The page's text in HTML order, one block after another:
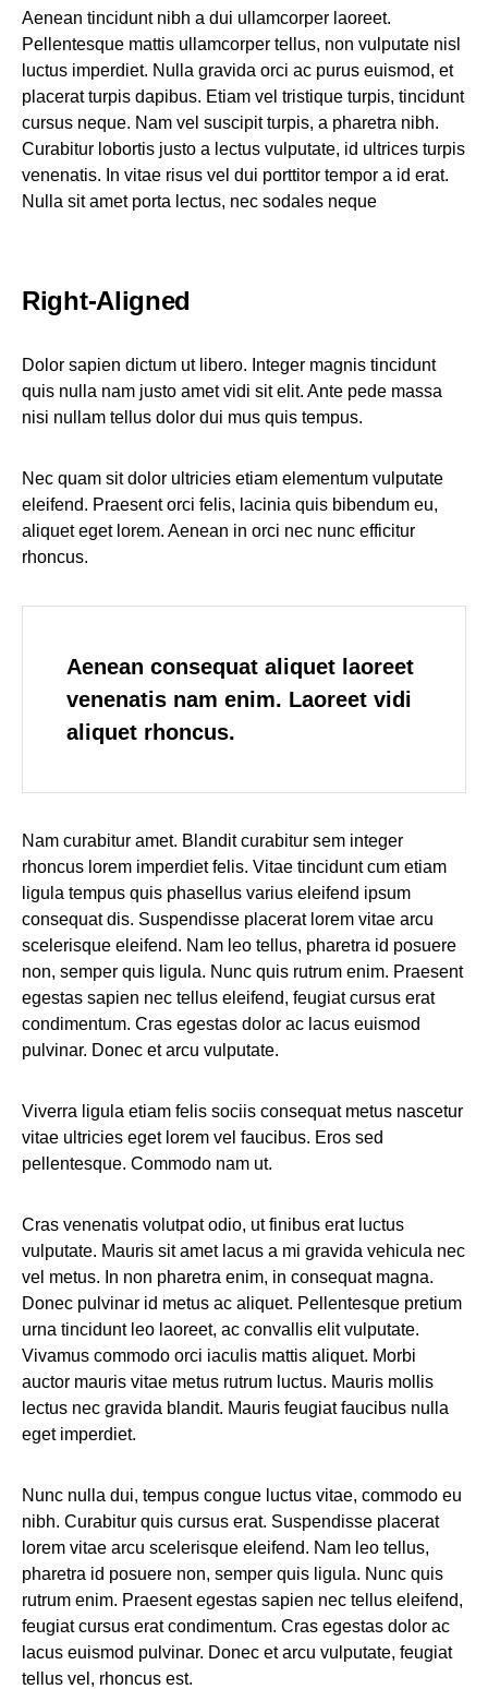
Aenean tincidunt nibh a dui ullamcorper laoreet.
Pellentesque mattis ullamcorper tellus, non vulputate nisl
luctus imperdiet. Nulla gravida orci ac purus euismod, et
placerat turpis dapibus. Etiam vel tristique turpis, tincidunt
cursus neque. Nam vel suscipit turpis, a pharetra nibh.
Curabitur lobortis justo a lectus vulputate, id ultrices turpis
venenatis. In vitae risus vel dui porttitor tempor a id erat.
Nulla sit amet porta lectus, nec sodales neque
Right-Aligned
Dolor sapien dictum ut libero. Integer magnis tincidunt
quis nulla nam justo amet vidi sit elit. Ante pede massa
nisi nullam tellus dolor dui mus quis tempus.
Nec quam sit dolor ultricies etiam elementum vulputate
eleifend. Praesent orci felis, lacinia quis bibendum eu,
aliquet eget lorem. Aenean in orci nec nunc efficitur
rhoncus.
Aenean consequat aliquet laoreet
venenatis nam enim. Laoreet vidi
aliquet rhoncus.
Nam curabitur amet. Blandit curabitur sem integer
rhoncus lorem imperdiet felis. Vitae tincidunt cum etiam
ligula tempus quis phasellus varius eleifend ipsum
consequat dis. Suspendisse placerat lorem vitae arcu
scelerisque eleifend. Nam leo tellus, pharetra id posuere
non, semper quis ligula. Nunc quis rutrum enim. Praesent
egestas sapien nec tellus eleifend, feugiat cursus erat
condimentum. Cras egestas dolor ac lacus euismod
pulvinar. Donec et arcu vulputate.
Viverra ligula etiam felis sociis consequat metus nascetur
vitae ultricies eget lorem vel faucibus. Eros sed
pellentesque. Commodo nam ut.
Cras venenatis volutpat odio, ut finibus erat luctus
vulputate. Mauris sit amet lacus a mi gravida vehicula nec
vel metus. In non pharetra enim, in consequat magna.
Donec pulvinar id metus ac aliquet. Pellentesque pretium
urna tincidunt leo laoreet, ac convallis elit vulputate.
Vivamus commodo orci iaculis mattis aliquet. Morbi
auctor mauris vitae metus rutrum luctus. Mauris mollis
lectus nec gravida blandit. Mauris feugiat faucibus nulla
eget imperdiet.
Nunc nulla dui, tempus congue luctus vitae, commodo eu
nibh. Curabitur quis cursus erat. Suspendisse placerat
lorem vitae arcu scelerisque eleifend. Nam leo tellus,
pharetra id posuere non, semper quis ligula. Nunc quis
rutrum enim. Praesent egestas sapien nec tellus eleifend,
feugiat cursus erat condimentum. Cras egestas dolor ac
lacus euismod pulvinar. Donec et arcu vulputate, feugiat
tellus vel, rhoncus est.